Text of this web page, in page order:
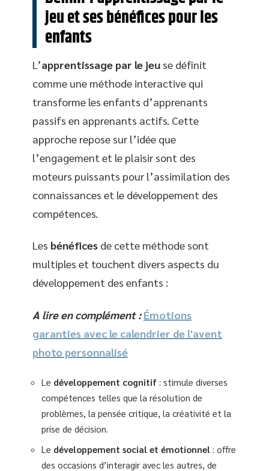
jeu et ses bénéfices pour les
enfants
L’apprentissage par le jeu se définit
comme une méthode interactive qui
transforme les enfants d’apprenants
passifs en apprenants actifs. Cette
approche repose sur l’idée que
l’engagement et le plaisir sont des
moteurs puissants pour l’assimilation des
connaissances et le développement des
compétences.
Les bénéfices de cette méthode sont
multiples et touchent divers aspects du
développement des enfants :
A lire en complément : Émotions
garanties avec le calendrier de l'avent
photo personnalisé
Le développement cognitif : stimule diverses
compétences telles que la résolution de
problèmes, la pensée critique, la créativité et la
prise de décision.
Le développement social et émotionnel : offre
des occasions d’interagir avec les autres, de